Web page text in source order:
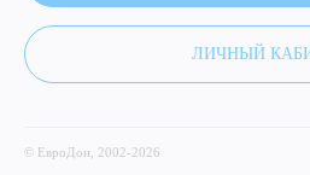
ЛИЧНЫЙ
© ЕвроДон, 2002-2026